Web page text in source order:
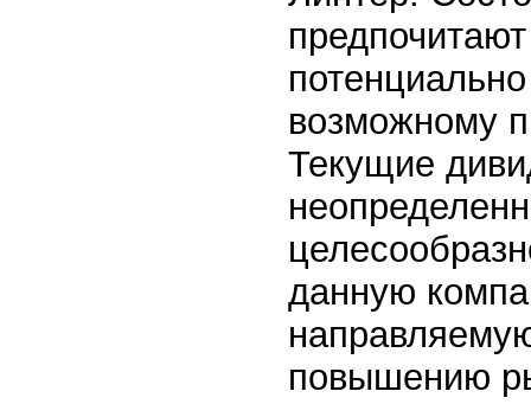
возможному
Текущие
данную
повышению